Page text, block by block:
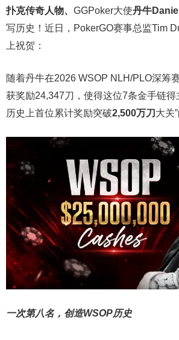
扑克传奇人物、 GGPoker大使丹牛
写历史！近日，PokerGO赛事总监Tim
上祝贺：
随着丹牛在2026 WSOP NLH/PLO深筹
获奖励24,347刀，使得这位7条金手链得
历史上首位累计奖励突破2,500万刀 大关
一次第八名，创造WSOP历史